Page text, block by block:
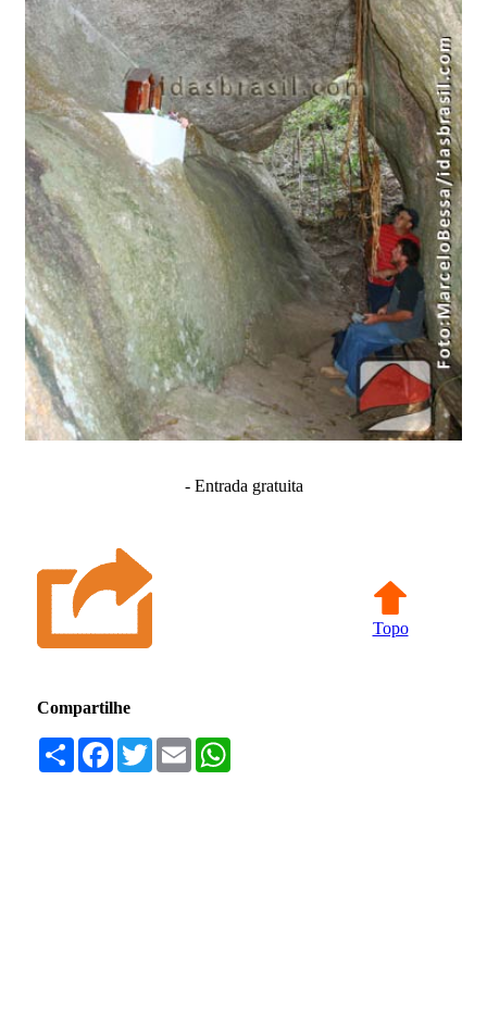
- Entrada gratuita
Topo
Compartilhe
Compartilhar
Facebook
TwitterEmail